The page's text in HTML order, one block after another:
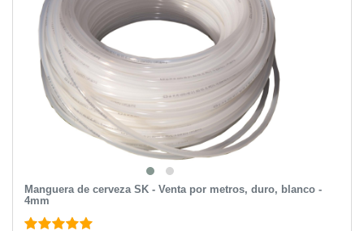
Manguera de cerveza SK - Venta por metros, duro, blanco -
4mm